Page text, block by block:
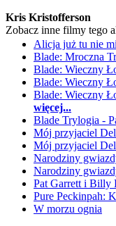
Kris Kristofferson
Zobacz inne filmy tego
Alicja już tu nie
Blade: Mroczna
Blade: Wieczny
Blade: Wieczny
Blade: Wieczny
więcej...
Blade Trylogia -
Mój przyjaciel
Mój przyjaciel
Narodziny
Narodziny
Pat Garrett i
Pure Peckinpah:
W morzu ognia